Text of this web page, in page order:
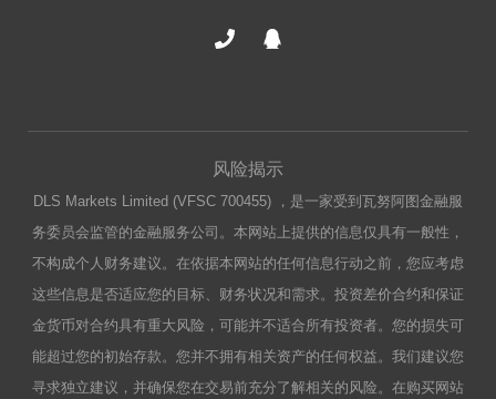
风险揭示
DLS Markets Limited (VFSC 700455) ，是一家受到瓦努阿图金融服
务委员会监管的金融服务公司。本网站上提供的信息仅具有一般性，
不构成个人财务建议。在依据本网站的任何信息行动之前，您应考虑
这些信息是否适应您的目标、财务状况和需求。投资差价合约和保证
金货币对合约具有重大风险，可能并不适合所有投资者。您的损失可
能超过您的初始存款。您并不拥有相关资产的任何权益。我们建议您
寻求独立建议，并确保您在交易前充分了解相关的风险。在购买网站